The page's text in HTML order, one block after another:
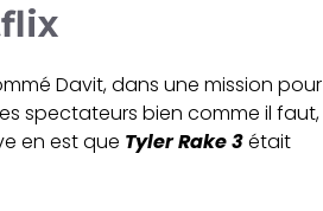
Davit, dans une mission pour
spectateurs bien comme il faut,
en est que Tyler Rake 3était